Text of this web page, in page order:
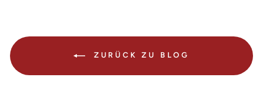
ZURÜCK ZU BLOG